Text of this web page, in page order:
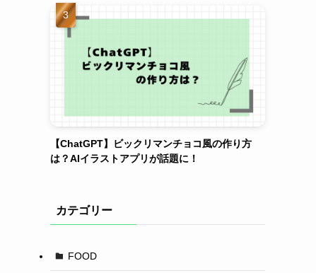
【ChatGPT】ビックリマンチョコ風の作り方
は？AIイラストアプリが話題に！
カテゴリー
FOOD